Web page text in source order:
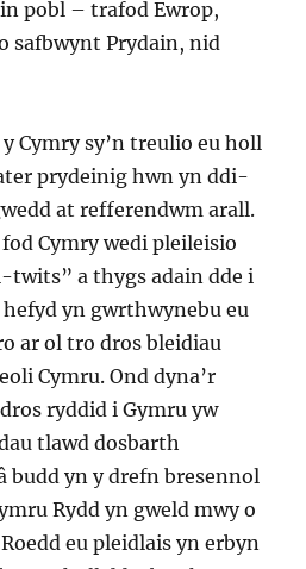
pobl – trafod Ewrop,
safbwynt Prydain, nid
Cymry sy’n treulio eu holl
prydeinig hwn yn ddi-
at refferendwm arall.
Cymry wedi pleileisio
twits” a thygs adain dde i
hefyd yn gwrthwynebu eu
ar ol tro dros bleidiau
Cymru. Ond dyna’r
ryddid i Gymru yw
tlawd dosbarth
budd yn y drefn bresennol
Rydd yn gweld mwy o
eu pleidlais yn erbyn